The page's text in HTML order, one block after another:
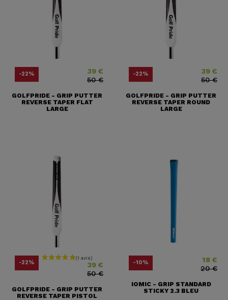
-22% 39 €
Prix ​​habituel
50 €
GOLFPRIDE - GRIP PUTTER
REVERSE TAPER FLAT
LARGE
-22% 39 €
Prix
50 €
GOLFPRIDE - GRIP PUTTER
REVERSE TAPER ROUND
LARGE
-22% Prix 39 €
Prix ​​habituel
50 €
GOLFPRIDE - GRIP PUTTER
REVERSE TAPER PISTOL
-10% 18 €
Prix
20 €
IOMIC - GRIP STANDARD
STICKY 2.3 BLEU